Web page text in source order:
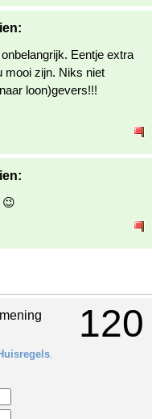
Eentje extra
mooi zijn. Niks niet
loon)gevers!!!
😉
120